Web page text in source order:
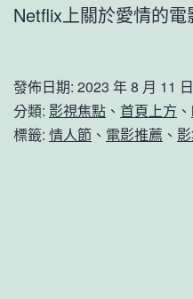
Netflix上關於愛情的
發佈日期: 2023 年 8 月 11 日
分類: 影視焦點 、 首頁上方 、
標籤: 情人節 、 電影推薦 、